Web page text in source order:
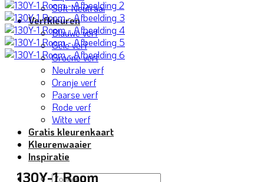
Soft Neutraal
Verfkleuren
Blauwe verf
Gele verf
Groene verf
Neutrale verf
Oranje verf
Paarse verf
Rode verf
Witte verf
Gratis kleurenkaart
Kleurenwaaier
Inspiratie
Zoeken
130Y-1 Room